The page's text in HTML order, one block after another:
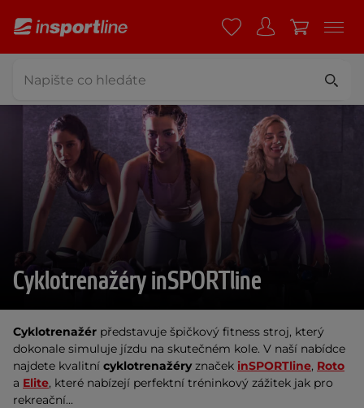
Cyklotrenažéry inSPORTline
Cyklotrenažér představuje špičkový fitness stroj, který
dokonale simuluje jízdu na skutečném kole. V naší nabídce
najdete kvalitní cyklotrenažéry značek inSPORTline, Roto
a Elite, které nabízejí perfektní tréninkový zážitek jak pro
rekreační...